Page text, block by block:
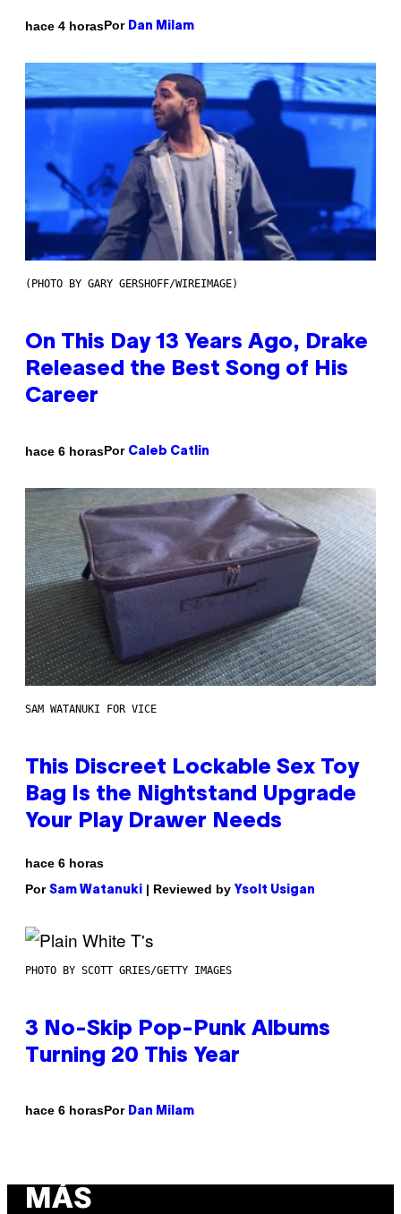
hace 4 horasPor Dan Milam
(PHOTO BY GARY GERSHOFF/WIREIMAGE)
On This Day 13 Years Ago, Drake
Released the Best Song of His
Career
hace 6 horasPor Caleb Catlin
SAM WATANUKI FOR VICE
This Discreet Lockable Sex Toy
Bag Is the Nightstand Upgrade
Your Play Drawer Needs
hace 6 horas
Por Sam Watanuki | Reviewed by Ysolt Usigan
PHOTO BY SCOTT GRIES/GETTY IMAGES
3 No-Skip Pop-Punk Albums
Turning 20 This Year
hace 6 horasPor Dan Milam
MÁS